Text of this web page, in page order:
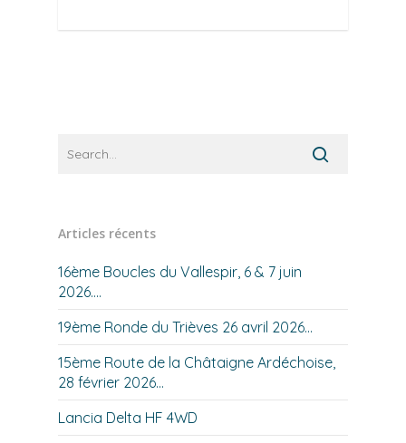
Articles récents
16ème Boucles du Vallespir, 6 & 7 juin
2026….
19ème Ronde du Trièves 26 avril 2026…
15ème Route de la Châtaigne Ardéchoise,
28 février 2026…
Lancia Delta HF 4WD